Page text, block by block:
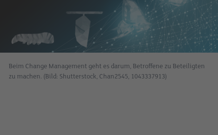
Beim Change Management geht es darum, Betroffene zu Beteiligten
zu machen. (Bild: Shutterstock, Chan2545, 1043337913)